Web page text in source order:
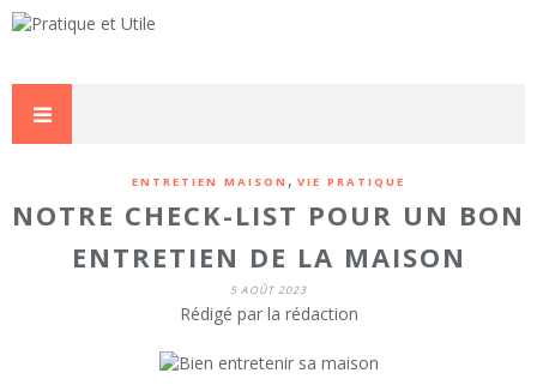
ENTRETIEN MAISON , VIE PRATIQUE
NOTRE CHECK-LIST POUR UN BON
ENTRETIEN DE LA MAISON
5 AOÛT 2023
Rédigé par la rédaction